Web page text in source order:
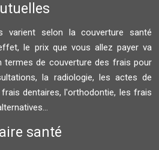
varient selon la couverture santé
le prix que vous allez payer va
termes de couverture des frais pour
la radiologie, les actes de
dentaires, l'orthodontie, les frais
santé